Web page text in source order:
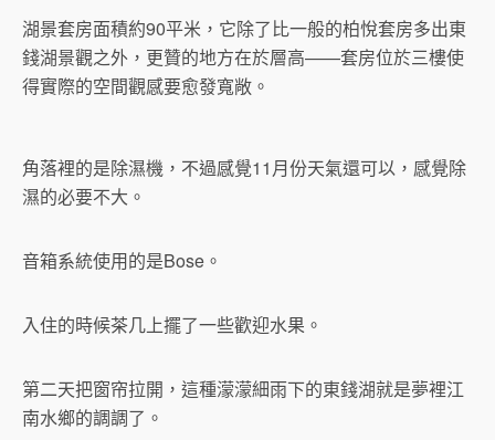
湖景套房面積約90平米，它除了比一般的柏悅套房多出東
錢湖景觀之外，更贊的地方在於層高——套房位於三樓使
得實際的空間觀感要愈發寬敞。
角落裡的是除濕機，不過感覺11月份天氣還可以，感覺除
濕的必要不大。
音箱系統使用的是Bose。
入住的時候茶几上擺了一些歡迎水果。
第二天把窗帘拉開，這種濛濛細雨下的東錢湖就是夢裡江
南水鄉的調調了。